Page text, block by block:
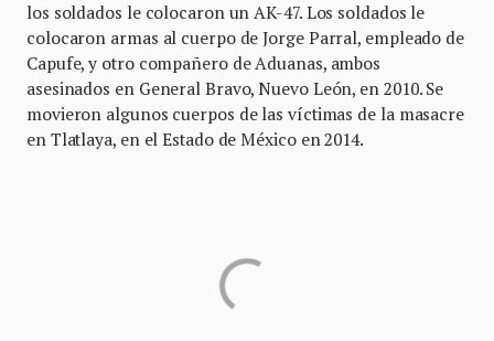
los soldados le colocaron un AK-47. Los soldados le
colocaron armas al cuerpo de Jorge Parral, empleado de
Capufe, y otro compañero de Aduanas, ambos
asesinados en General Bravo, Nuevo León, en 2010. Se
movieron algunos cuerpos de las víctimas de la masacre
en Tlatlaya, en el Estado de México en 2014.